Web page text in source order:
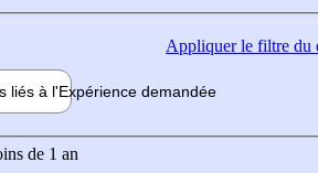
Appliquerle filtre du
liés à l'Expérience demandée
de 1 an